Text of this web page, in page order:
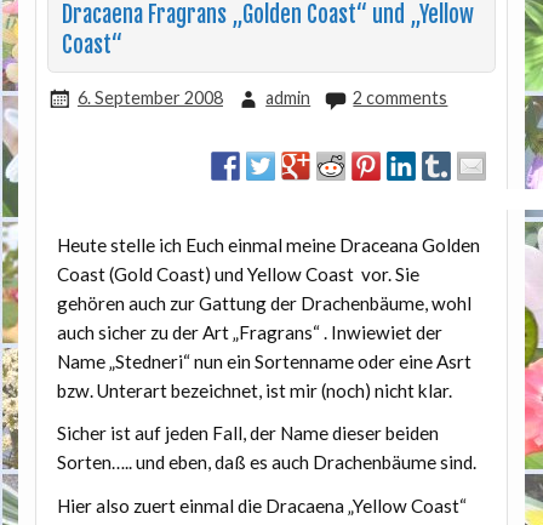
Dracaena Fragrans „Golden Coast“ und „Yellow
Coast“
6. September 2008 admin 2 comments
Heute stelle ich Euch einmal meine Draceana Golden
Coast (Gold Coast) und Yellow Coast vor. Sie
gehören auch zur Gattung der Drachenbäume, wohl
auch sicher zu der Art „Fragrans“ . Inwiewiet der
Name „Stedneri“ nun ein Sortenname oder eine Asrt
bzw. Unterart bezeichnet, ist mir (noch) nicht klar.
Sicher ist auf jeden Fall, der Name dieser beiden
Sorten….. und eben, daß es auch Drachenbäume sind.
Hier also zuert einmal die Dracaena „Yellow Coast“